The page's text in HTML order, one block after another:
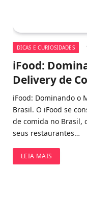
DICAS E CURIOSIDADES
iFood:
Delivery de
iFood: Dominando o
Brasil. O iFood se
de comida no Brasil,
seus restaurantes…
LEIA MAIS